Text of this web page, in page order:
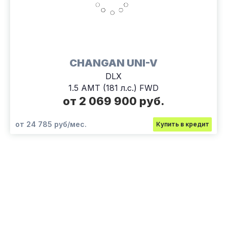
CHANGAN UNI-V
DLX
1.5 AMT (181 л.с.) FWD
от 2 069 900 руб.
от 24 785 руб/мес. Купить в кредит